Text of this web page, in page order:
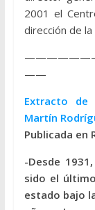
2001 el
dirección de la
——
Extracto de
Martín
Publicada en
-Desde
sido el
estado bajo